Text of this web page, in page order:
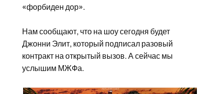
«форбиден дор».
Нам сообщают, что на шоу сегодня будет
Джонни Элит, который подписал разовый
контракт на открытый вызов. А сейчас мы
услышим МЖФа.